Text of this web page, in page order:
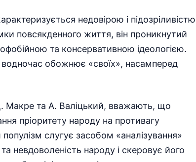
недовірою і підозріливістю
повсякденного життя, він проникнутий
та консервативною ідеологією.
обожнює «своїх», насамперед
Макре та А. Валіцький, вважають, що
пріоритету народу на противагу
слугує засобом «аналізування»
невдоволеність народу і скеровує його